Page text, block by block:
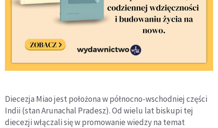
Diecezja Miao jest położona w północno-wschodniej części
Indii (stan Arunachal Pradesz). Od wielu lat biskupi tej
diecezji włączali się w promowanie wiedzy na temat